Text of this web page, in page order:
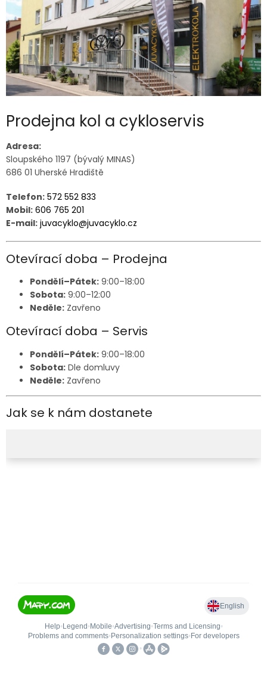
Prodejna kol a cykloservis
Adresa:
Sloupského 1197 (bývalý MINAS)
686 01 Uherské Hradiště
Telefon: 572 552 833
Mobil: 606 765 201
E-mail: juvacyklo@juvacyklo.cz
Otevírací doba – Prodejna
Pondělí–Pátek: 9:00–18:00
Sobota: 9:00–12:00
Neděle: Zavřeno
Otevírací doba – Servis
Pondělí–Pátek: 9:00–18:00
Sobota: Dle domluvy
Neděle: Zavřeno
Jak se k nám dostanete